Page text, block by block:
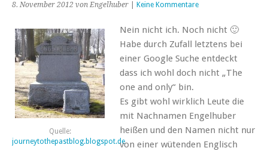
8. November 2012 von Engelhuber Keine Kommentare
Quelle:
journeytothepastblog.blogspot.de
Nein nicht ich. Noch nicht 🙂
Habe durch Zufall letztens bei
einer Google Suche entdeckt
dass ich wohl doch nicht „The
one and only“ bin.
Es gibt wohl wirklich Leute die
mit Nachnamen Engelhuber
heißen und den Namen nicht nur
von einer wütenden Englisch